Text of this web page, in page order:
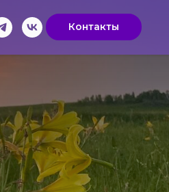
Контакты